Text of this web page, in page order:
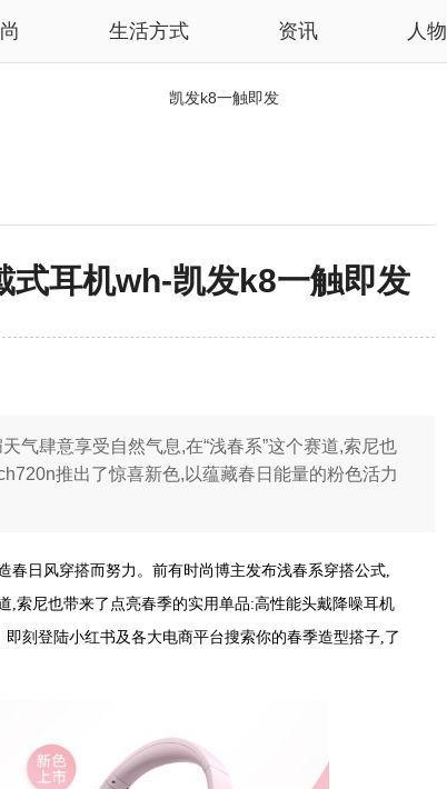
生活方式 资讯 人物
凯发k8一触即发
耳机wh-凯发k8一触即发
气肆意享受自然气息,在“浅春系”这个赛道,索尼也
推出了惊喜新色,以蕴藏春日能量的粉色活力
春日风穿搭而努力。前有时尚博主发布浅春系穿搭公式,
,索尼也带来了点亮春季的实用单品:高性能头戴降噪耳机
刻登陆小红书及各大电商平台搜索你的春季造型搭子,了